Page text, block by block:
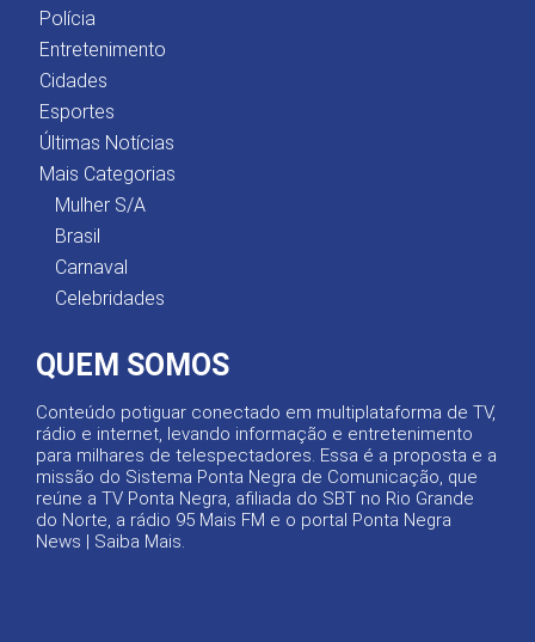
Polícia
Entretenimento
Cidades
Esportes
Últimas Notícias
Mais Categorias
Mulher S/A
Brasil
Carnaval
Celebridades
QUEM SOMOS
Conteúdo potiguar conectado em multiplataforma de TV,
rádio e internet, levando informação e entretenimento
para milhares de telespectadores. Essa é a proposta e a
missão do Sistema Ponta Negra de Comunicação, que
reúne a TV Ponta Negra, afiliada do SBT no Rio Grande
do Norte, a rádio 95 Mais FM e o portal Ponta Negra
News | Saiba Mais